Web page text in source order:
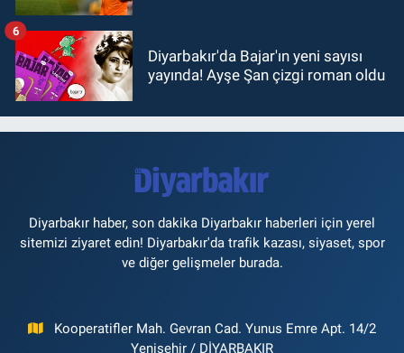
Diyarbakır'da Bajar'ın yeni sayısı
yayında! Ayşe Şan çizgi roman oldu
6
Diyarbakır haber, son dakika Diyarbakır haberleri için yerel
sitemizi ziyaret edin! Diyarbakır'da trafik kazası, siyaset, spor
ve diğer gelişmeler burada.
Kooperatifler Mah. Gevran Cad. Yunus Emre Apt. 14/2
Yenişehir / DİYARBAKIR